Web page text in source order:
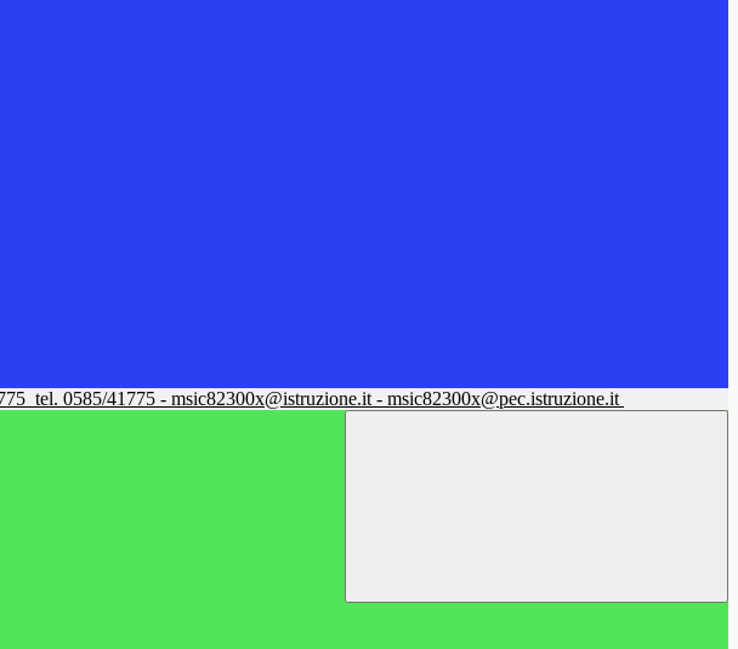
tel. 0585/41775 - msic82300x@istruzione.it - msic82300x@pec.istruzione.it